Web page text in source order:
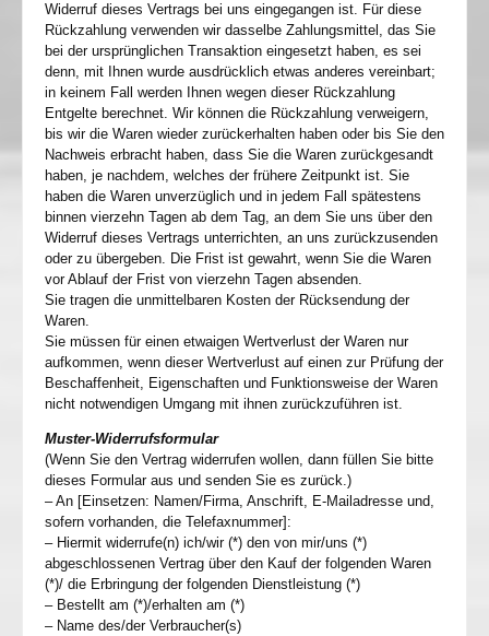
Widerruf dieses Vertrags bei uns eingegangen ist. Für diese
Rückzahlung verwenden wir dasselbe Zahlungsmittel, das Sie
bei der ursprünglichen Transaktion eingesetzt haben, es sei
denn, mit Ihnen wurde ausdrücklich etwas anderes vereinbart;
in keinem Fall werden Ihnen wegen dieser Rückzahlung
Entgelte berechnet. Wir können die Rückzahlung verweigern,
bis wir die Waren wieder zurückerhalten haben oder bis Sie den
Nachweis erbracht haben, dass Sie die Waren zurückgesandt
haben, je nachdem, welches der frühere Zeitpunkt ist. Sie
haben die Waren unverzüglich und in jedem Fall spätestens
binnen vierzehn Tagen ab dem Tag, an dem Sie uns über den
Widerruf dieses Vertrags unterrichten, an uns zurückzusenden
oder zu übergeben. Die Frist ist gewahrt, wenn Sie die Waren
vor Ablauf der Frist von vierzehn Tagen absenden.
Sie tragen die unmittelbaren Kosten der Rücksendung der
Waren.
Sie müssen für einen etwaigen Wertverlust der Waren nur
aufkommen, wenn dieser Wertverlust auf einen zur Prüfung der
Beschaffenheit, Eigenschaften und Funktionsweise der Waren
nicht notwendigen Umgang mit ihnen zurückzuführen ist.
Muster-Widerrufsformular
(Wenn Sie den Vertrag widerrufen wollen, dann füllen Sie bitte
dieses Formular aus und senden Sie es zurück.)
– An [Einsetzen: Namen/Firma, Anschrift, E-Mailadresse und,
sofern vorhanden, die Telefaxnummer]:
– Hiermit widerrufe(n) ich/wir (*) den von mir/uns (*)
abgeschlossenen Vertrag über den Kauf der folgenden Waren
(*)/ die Erbringung der folgenden Dienstleistung (*)
– Bestellt am (*)/erhalten am (*)
– Name des/der Verbraucher(s)